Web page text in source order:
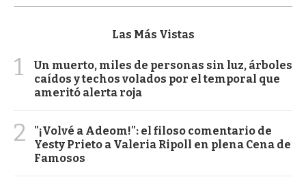
Las Más Vistas
1
Un muerto, miles de personas sin luz, árboles
caídos y techos volados por el temporal que
ameritó alerta roja
2
"¡Volvé a Adeom!": el filoso comentario de
Yesty Prieto a Valeria Ripoll en plena Cena de
Famosos